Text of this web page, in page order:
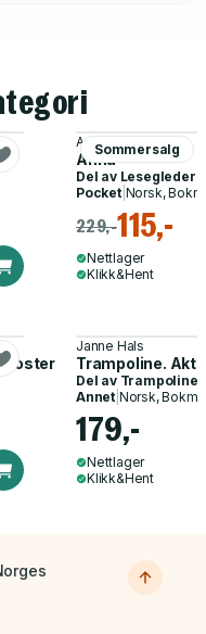
Sommersalg
Amanda Prowse
Anna
Del av Lesegleder
Pocket| Norsk,
229,-115,-
Nettlager
Klikk&Hent
Janne Hals
Trampoline.
Del av Trampoline
Annet| Norsk,
179,-
Nettlager
Klikk&Hent